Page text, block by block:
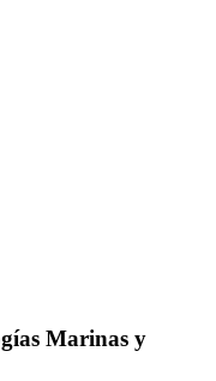
Marinas y